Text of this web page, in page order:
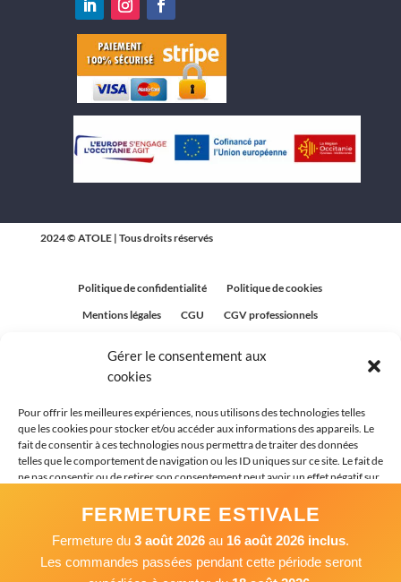
Gérer le consentement aux
cookies
Pour offrir les meilleures expériences, nous utilisons des technologies telles
que les cookies pour stocker et/ou accéder aux informations des appareils. Le
fait de consentir à ces technologies nous permettra de traiter des données
telles que le comportement de navigation ou les ID uniques sur ce site. Le fait de
ne pas consentir ou de retirer son consentement peut avoir un effet négatif sur
Accepter
2024 © ATOLE | Tous droits réservés
Politique de confidentialité
Politique de cookies
Mentions légales
CGU
CGV professionnels
FERMETURE ESTIVALE
Fermeture du 3 août 2026 au 16 août 2026 inclus.
Les commandes passées pendant cette période seront